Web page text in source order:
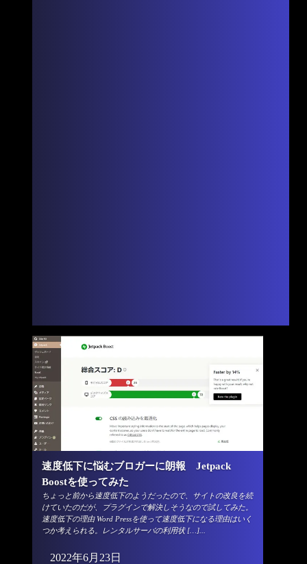
速度低下に悩むブロガーに朗報 Jetpack
Boostを使ってみた
ちょっと前から速度低下のようだったので、サイトの改良を続
けていたのだが、プラグインで解決しそうなので試してみた。
速度低下の理由 Word Pressを使って速度低下になる理由はいく
つか考えられる。レンタルサーバの利用状 […]...
2022年6月23日